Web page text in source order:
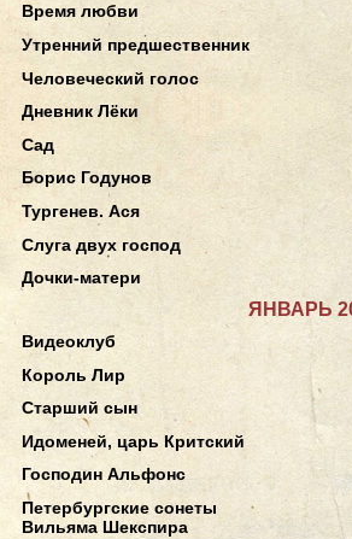
Время любви
Утренний предшественник
Человеческий голос
Дневник Лёки
Сад
Борис Годунов
Тургенев. Ася
Слуга двух господ
Дочки-матери
ЯНВАРЬ
Видеоклуб
Король Лир
Старший сын
Идоменей, царь Критский
Господин Альфонс
Петербургские сонеты
Вильяма Шекспира